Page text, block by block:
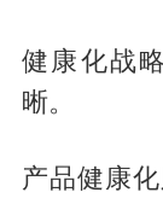
健康化战
晰。
产品健康